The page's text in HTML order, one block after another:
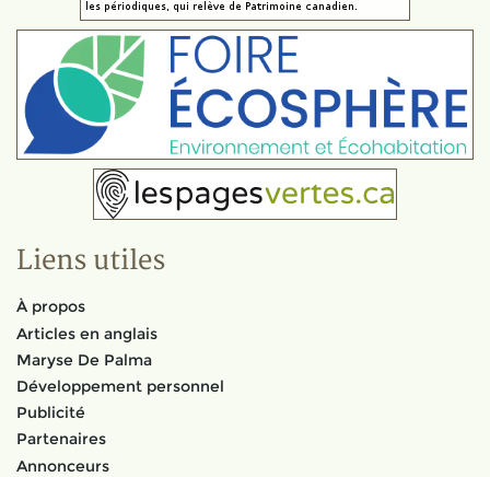
Liens utiles
À propos
Articles en anglais
Maryse De Palma
Développement personnel
Publicité
Partenaires
Annonceurs